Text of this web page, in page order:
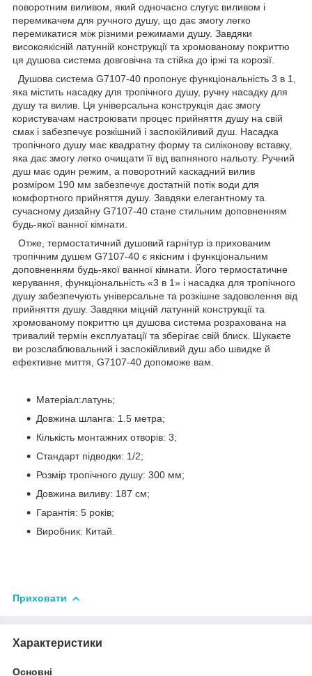
поворотним виливом, який одночасно слугує виливом і
перемикачем для ручного душу, що дає змогу легко
перемикатися між різними режимами душу. Завдяки
високоякісній латунній конструкції та хромованому покриттю
ця душова система довговічна та стійка до іржі та корозії.
Душова система G7107-40 пропонує функціональність 3 в 1,
яка містить насадку для тропічного душу, ручну насадку для
душу та вилив. Ця універсальна конструкція дає змогу
користувачам настроювати процес прийняття душу на свій
смак і забезпечує розкішний і заспокійливий душ. Насадка
тропічного душу має квадратну форму та силіконову вставку,
яка дає змогу легко очищати її від вапняного нальоту. Ручний
душ має один режим, а поворотний каскадний вилив
розміром 190 мм забезпечує достатній потік води для
комфортного прийняття душу. Завдяки елегантному та
сучасному дизайну G7107-40 стане стильним доповненням
будь-якої ванної кімнати.
Отже, термостатичний душовий гарнітур із прихованим
тропічним душем G7107-40 є якісним і функціональним
доповненням будь-якої ванної кімнати. Його термостатичне
керування, функціональність «3 в 1» і насадка для тропічного
душу забезпечують універсальне та розкішне задоволення від
прийняття душу. Завдяки міцній латунній конструкції та
хромованому покриттю ця душова система розрахована на
тривалий термін експлуатації та зберігає свій блиск. Шукаєте
ви розслаблювальний і заспокійливий душ або швидке й
ефективне миття, G7107-40 допоможе вам.
Матеріал:латунь;
Довжина шланга: 1.5 метра;
Кількість монтажних отворів: 3;
Стандарт підводки: 1/2;
Розмір тропічного душу: 300 мм;
Довжина виливу: 187 см;
Гарантія: 5 років;
Виробник: Китай.
Приховати
Характеристики
Основні